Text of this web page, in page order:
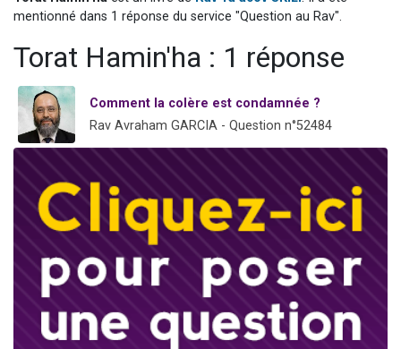
Ariel vient de donner son Maasser
Il reste 49 places pour étudier en groupe sur Zoom
Eva vient de donner son Maasser
mentionné dans 1 réponse du service "Question au Rav".
Torat Hamin'ha : 1 réponse
Comment la colère est condamnée ?
Rav Avraham GARCIA - Question n°52484